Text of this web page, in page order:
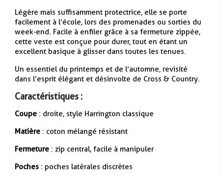
Légère mais suffisamment protectrice, elle se porte
facilement à l’école, lors des promenades ou sorties du
week-end. Facile à enfiler grâce à sa fermeture zippée,
cette veste est conçue pour durer, tout en étant un
excellent basique à glisser dans toutes les tenues.
Un essentiel du printemps et de l’automne, revisité
dans l’esprit élégant et désinvolte de Cross & Country.
Caractéristiques :
Coupe : droite, style Harrington classique
Matière : coton mélangé résistant
Fermeture : zip central, facile à manipuler
Poches : poches latérales discrètes